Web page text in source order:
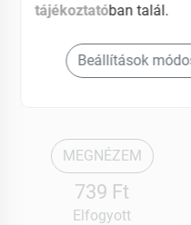
Kecsketejes
Natúr szappan 70 g
MEGNÉZEM
739 Ft
Elfogyott
tájékoztatóban talál.
Beállítások